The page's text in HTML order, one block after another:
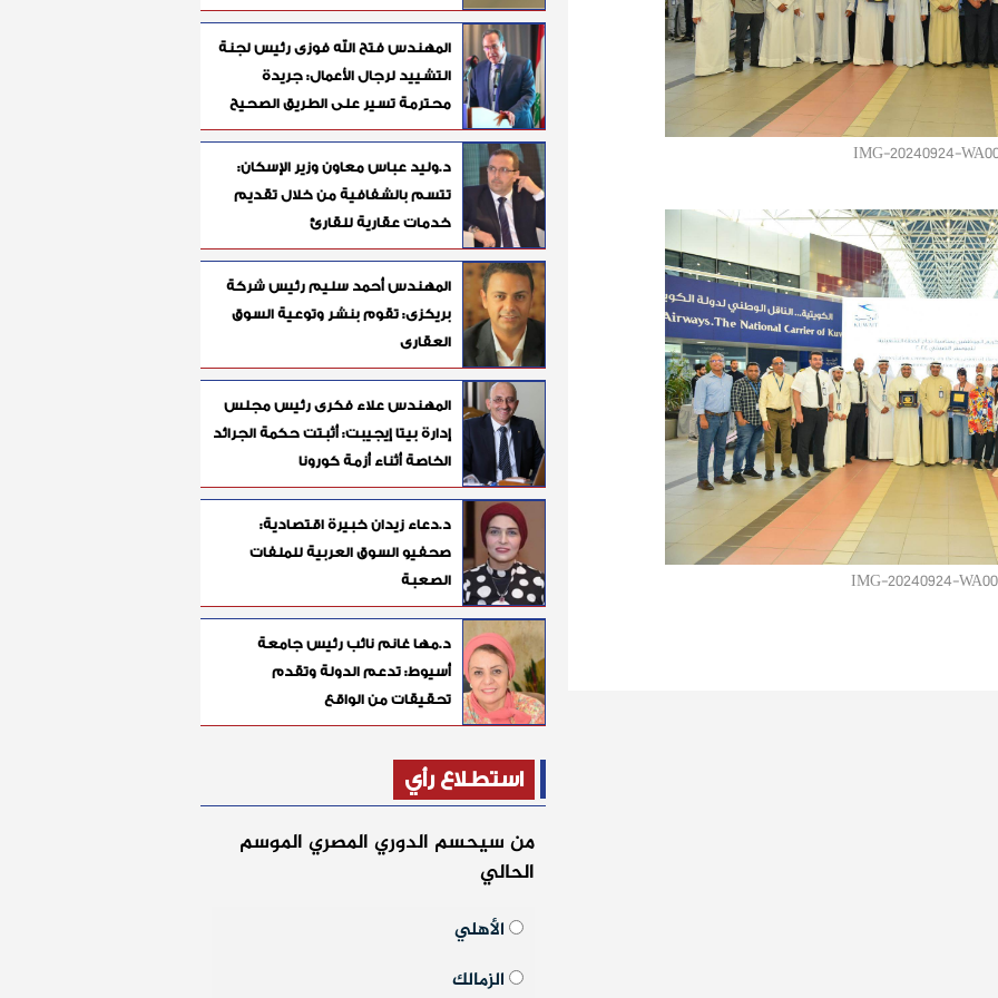
IMG-20240924-
IMG-20240924-
المهندس فتح الله فوزى رئيس لجنة
التشييد لرجال الأعمال: جريدة
محترمة تسير على الطريق الصحيح
د.وليد عباس معاون وزير الإسكان:
تتسم بالشفافية من خلال تقديم
خدمات عقارية للقارئ
المهندس أحمد سليم رئيس شركة
بريكزى: تقوم بنشر وتوعية السوق
العقارى
المهندس علاء فكرى رئيس مجلس
إدارة بيتا إيجيبت: أثبتت حكمة الجرائد
الخاصة أثناء أزمة كورونا
د.دعاء زيدان خبيرة اقتصادية:
صحفيو السوق العربية للملفات
الصعبة
د.مها غانم نائب رئيس جامعة
أسيوط: تدعم الدولة وتقدم
تحقيقات من الواقع
استطلاع رأي
من سيحسم الدوري المصري الموسم
الحالي
الأهلي
الزمالك